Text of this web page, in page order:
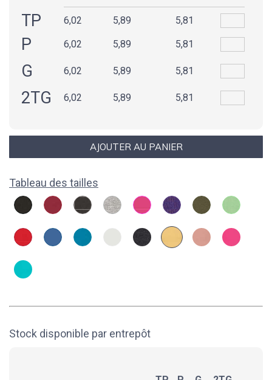
TP 6,02 5,89 5,81
P 6,02 5,89 5,81
G 6,02 5,89 5,81
2TG 6,02 5,89 5,81
Tableau des tailles
Stock disponible par entrepôt